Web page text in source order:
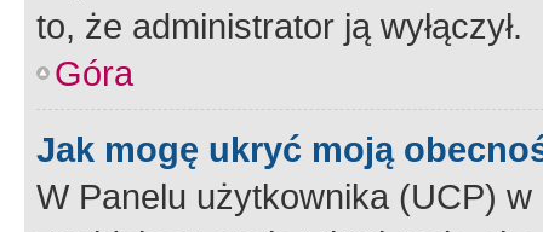
to, że administrator ją wyłączył.
Góra
Jak mogę ukryć moją
W Panelu użytkownika (UCP) w